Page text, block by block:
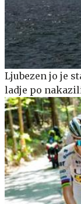
Ljubezen jo je
ladje po